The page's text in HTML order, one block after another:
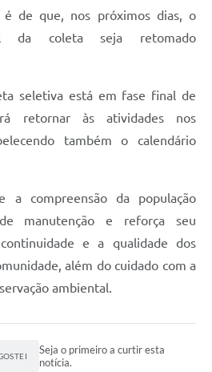
é de que, nos próximos dias, o
da coleta seja retomado
seletiva está em fase final de
retornar às atividades nos
também o calendário
a compreensão da população
manutenção e reforça seu
e a qualidade dos
além do cuidado com a
ambiental.
Seja o primeiro a curtir esta
notícia.